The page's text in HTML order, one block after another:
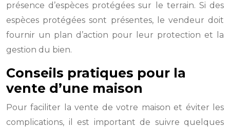
présence d’espèces protégées sur le terrain. Si des
espèces protégées sont présentes, le vendeur doit
fournir un plan d’action pour leur protection et la
gestion du bien.
Conseils pratiques pour la
vente d’une maison
Pour faciliter la vente de votre maison et éviter les
complications, il est important de suivre quelques